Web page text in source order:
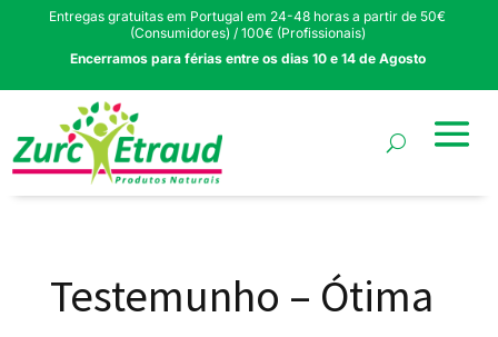
Entregas gratuitas em Portugal em 24-48 horas a partir de 50€
(Consumidores) / 100€ (Profissionais)
Encerramos para férias entre os dias 10 e 14 de Agosto
Testemunho – Ótima